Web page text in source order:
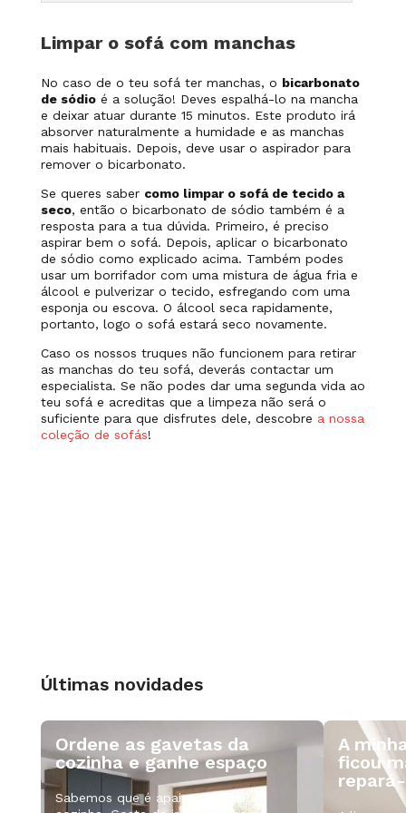
Limpar o sofá com manchas
No caso de o teu sofá ter manchas, o bicarbonato
de sódioé a solução! Deves espalhá-lo na mancha
e deixar atuar durante 15 minutos. Este produto irá
absorver naturalmente a humidade e as manchas
mais habituais. Depois, deve usar o aspirador para
remover o bicarbonato.
Se queres saber como limpar o sofá de tecido a
seco, então o bicarbonato de sódio também é a
resposta para a tua dúvida. Primeiro, é preciso
aspirar bem o sofá. Depois, aplicar o bicarbonato
de sódio como explicado acima. Também podes
usar um borrifador com uma mistura de água fria e
álcool e pulverizar o tecido, esfregando com uma
esponja ou escova. O álcool seca rapidamente,
portanto, logo o sofá estará seco novamente.
Caso os nossos truques não funcionem para retirar
as manchas do teu sofá, deverás contactar um
especialista. Se não podes dar uma segunda vida ao
teu sofá e acreditas que a limpeza não será o
suficiente para que disfrutes dele, descobre a nossa
coleção de sofás!
Últimas novidades
Ordene as gavetas da
cozinha e ganhe espaço
Sabemos que é apaixonado pela
A
ficou